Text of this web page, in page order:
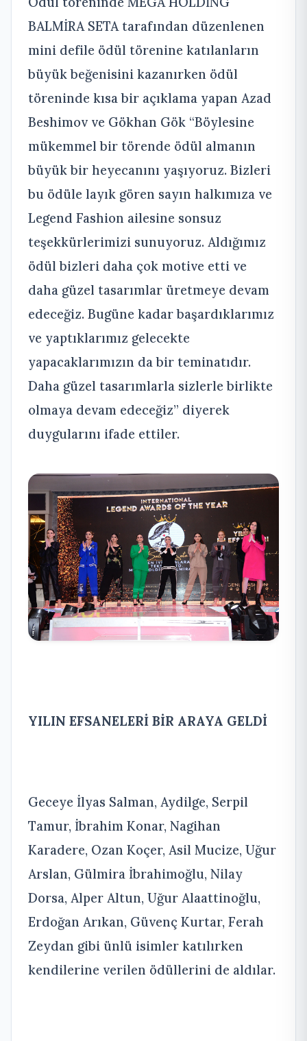
BALMİRA SETA tarafından düzenlenen
mini defile ödül törenine katılanların
büyük beğenisini kazanırken ödül
töreninde kısa bir açıklama yapan Azad
Beshimov ve Gökhan Gök “Böylesine
mükemmel bir törende ödül almanın
büyük bir heyecanını yaşıyoruz. Bizleri
bu ödüle layık gören sayın halkımıza ve
Legend Fashion ailesine sonsuz
teşekkürlerimizi sunuyoruz. Aldığımız
ödül bizleri daha çok motive etti ve
daha güzel tasarımlar üretmeye devam
edeceğiz. Bugüne kadar başardıklarımız
ve yaptıklarımız gelecekte
yapacaklarımızın da bir teminatıdır.
Daha güzel tasarımlarla sizlerle birlikte
olmaya devam edeceğiz” diyerek
duygularını ifade ettiler.
YILIN EFSANELERİ BİR ARAYA GELDİ
Geceye İlyas Salman, Aydilge, Serpil
Tamur, İbrahim Konar, Nagihan
Karadere, Ozan Koçer, Asil Mucize, Uğur
Arslan, Gülmira İbrahimoğlu, Nilay
Dorsa, Alper Altun, Uğur Alaattinoğlu,
Erdoğan Arıkan, Güvenç Kurtar, Ferah
Zeydan gibi ünlü isimler katılırken
kendilerine verilen ödüllerini de aldılar.